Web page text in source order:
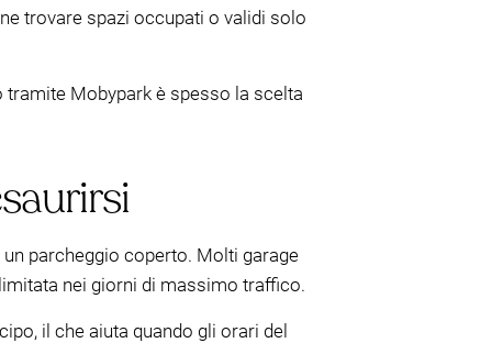
trovare spazi occupati o validi solo
tramite Mobypark è spesso la scelta
parcheggio coperto. Molti garage
nei giorni di massimo traffico.
il che aiuta quando gli orari del